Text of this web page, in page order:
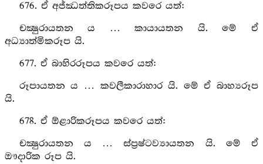
676. ඒ අජ්ඣත්තිකරූපය කවරෙ යත්:
චක්‍ෂුරායතන ය … කායායතන යි. මේ ඒ
අධ්‍යාත්මිකරූප යි.
677. ඒ බාහිරරූපය කවරෙ යත්:
රූපායතන ය … කවලීකාරාහාර යි. මේ ඒ බාහ්‍යරූප
යි.
678. ඒ ඕළාරිකරූපය කවරෙ යත්:
චක්‍ෂුරායතන ය … ස්ප්‍රෂ්ටව්‍යායතන යි. මේ ඒ
ඖදාරික රූප යි.